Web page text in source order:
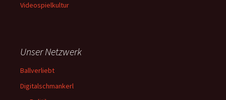
Videospielkultur
Unser Netzwerk
Ballverliebt
Digitalschmankerl